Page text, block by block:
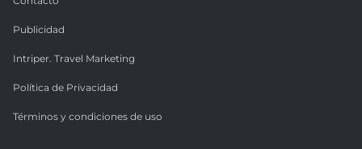
Publicidad
Intriper. Travel Marketing
Política de Privacidad
Términos y condiciones de uso